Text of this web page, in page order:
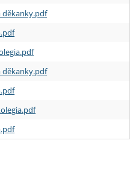
děkanky.pdf
děkanky.pdf